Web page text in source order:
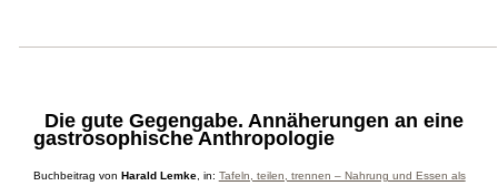
Die gute Gegengabe. Annäherungen an eine
gastrosophische Anthropologie
Buchbeitrag von Harald Lemke, in: Tafeln, teilen, trennen – Nahrung und Essen als